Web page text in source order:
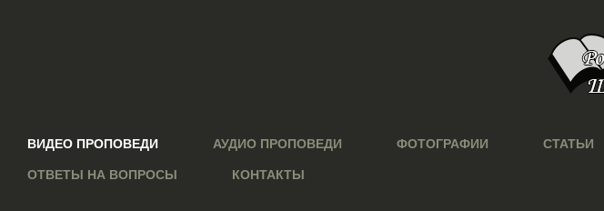
ВИДЕО ПРОПОВЕДИ АУДИО ПРОПОВЕДИ ФОТОГРАФИИ СТАТЬИ
ОТВЕТЫ НА ВОПРОСЫ КОНТАКТЫ